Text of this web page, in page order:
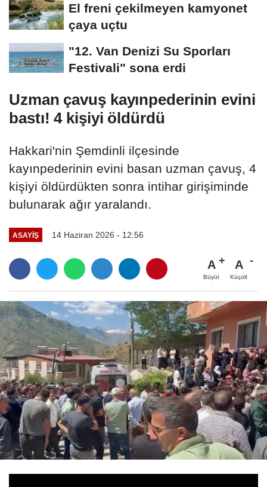
El freni çekilmeyen kamyonet
çaya uçtu
"12. Van Denizi Su Sporları
Festivali" sona erdi
Uzman çavuş kayınpederinin evini
bastı! 4 kişiyi öldürdü
Hakkari'nin Şemdinli ilçesinde
kayınpederinin evini basan uzman çavuş, 4
kişiyi öldürdükten sonra intihar girişiminde
bulunarak ağır yaralandı.
ASAYİŞ 14 Haziran 2026 - 12:56
A
Büyüt
A
Küçült